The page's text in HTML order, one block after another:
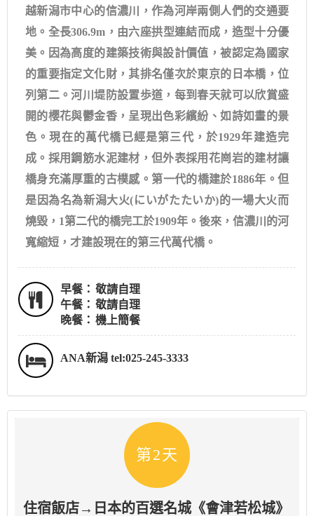
越新潟市中心的信濃川，作為河岸兩側人們的交通要
地。全長306.9m，由六座拱型連結而成，造型十分優
美。因為高度的建築技術與設計價值，被認定為國家
的重要指定文化財，其排名僅次於東京的日本橋，位
列第二。河川堤防設置歩道，每到春天就可以欣賞盛
開的櫻花與鬱金香，呈現出色彩繽紛、如詩如畫的景
色。現在的萬代橋已經是第三代，於1929年建造完
成。採用鋼筋水泥建材，但外表採用花崗岩的建材讓
橋身充滿厚重的古樸感。第一代的橋建於1886年。但
是因為名為新潟大火(にいがたたいか)的一場大火而
燒毀，1第二代的橋完工於1909年。後來，信濃川的河
寬縮短，才建設現在的第三代萬代橋。
早餐： 敬請自理
午餐： 敬請自理
晚餐： 機上簡餐
ANA新潟 tel:025-245-3333
第2天
住宿飯店→日本的百選名城《會津若松城》